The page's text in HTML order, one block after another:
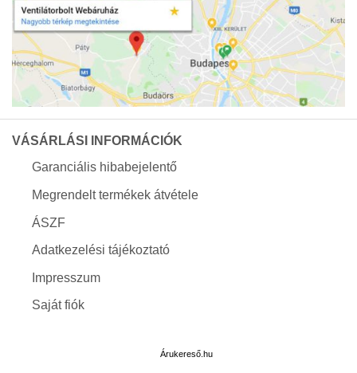
VÁSÁRLÁSI INFORMÁCIÓK
Garanciális hibabejelentő
Megrendelt termékek átvétele
ÁSZF
Adatkezelési tájékoztató
Impresszum
Saját fiók
Árukereső.hu